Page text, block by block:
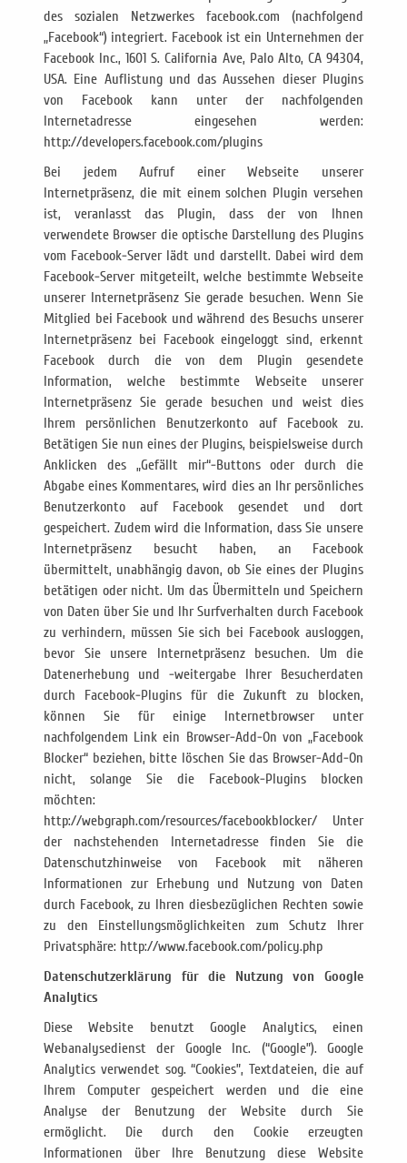
des sozialen Netzwerkes facebook.com (nachfolgend
„Facebook“) integriert. Facebook ist ein Unternehmen der
Facebook Inc., 1601 S. California Ave, Palo Alto, CA 94304,
USA. Eine Auflistung und das Aussehen dieser Plugins
von Facebook kann unter der nachfolgenden
Internetadresse eingesehen werden:
http://developers.facebook.com/plugins
Bei jedem Aufruf einer Webseite unserer
Internetpräsenz, die mit einem solchen Plugin versehen
ist, veranlasst das Plugin, dass der von Ihnen
verwendete Browser die optische Darstellung des Plugins
vom Facebook-Server lädt und darstellt. Dabei wird dem
Facebook-Server mitgeteilt, welche bestimmte Webseite
unserer Internetpräsenz Sie gerade besuchen. Wenn Sie
Mitglied bei Facebook und während des Besuchs unserer
Internetpräsenz bei Facebook eingeloggt sind, erkennt
Facebook durch die von dem Plugin gesendete
Information, welche bestimmte Webseite unserer
Internetpräsenz Sie gerade besuchen und weist dies
Ihrem persönlichen Benutzerkonto auf Facebook zu.
Betätigen Sie nun eines der Plugins, beispielsweise durch
Anklicken des „Gefällt mir“-Buttons oder durch die
Abgabe eines Kommentares, wird dies an Ihr persönliches
Benutzerkonto auf Facebook gesendet und dort
gespeichert. Zudem wird die Information, dass Sie unsere
Internetpräsenz besucht haben, an Facebook
übermittelt, unabhängig davon, ob Sie eines der Plugins
betätigen oder nicht. Um das Übermitteln und Speichern
von Daten über Sie und Ihr Surfverhalten durch Facebook
zu verhindern, müssen Sie sich bei Facebook ausloggen,
bevor Sie unsere Internetpräsenz besuchen. Um die
Datenerhebung und -weitergabe Ihrer Besucherdaten
durch Facebook-Plugins für die Zukunft zu blocken,
können Sie für einige Internetbrowser unter
nachfolgendem Link ein Browser-Add-On von „Facebook
Blocker“ beziehen, bitte löschen Sie das Browser-Add-On
nicht, solange Sie die Facebook-Plugins blocken
möchten:
http://webgraph.com/resources/facebookblocker/ Unter
der nachstehenden Internetadresse finden Sie die
Datenschutzhinweise von Facebook mit näheren
Informationen zur Erhebung und Nutzung von Daten
durch Facebook, zu Ihren diesbezüglichen Rechten sowie
zu den Einstellungsmöglichkeiten zum Schutz Ihrer
Privatsphäre: http://www.facebook.com/policy.php
Datenschutzerklärung für die Nutzung von Google
Analytics
Diese Website benutzt Google Analytics, einen
Webanalysedienst der Google Inc. (“Google”). Google
Analytics verwendet sog. “Cookies”, Textdateien, die auf
Ihrem Computer gespeichert werden und die eine
Analyse der Benutzung der Website durch Sie
ermöglicht. Die durch den Cookie erzeugten
Informationen über Ihre Benutzung diese Website